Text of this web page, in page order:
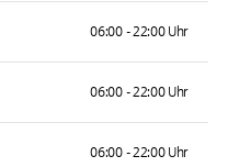
06:00 - 22:00 Uhr
06:00 - 22:00 Uhr
06:00 - 22:00 Uhr